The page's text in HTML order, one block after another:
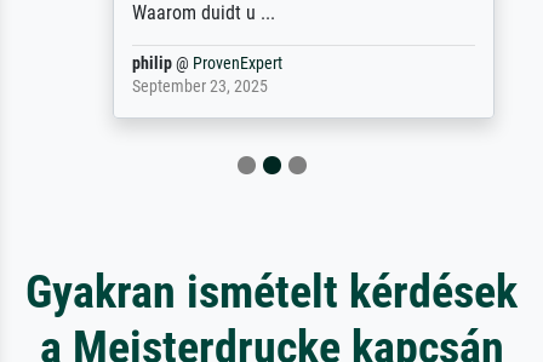
Waarom duidt u ...
philip@ProvenExpert
September 23, 2025
Gyakran ismételt kérdések
a Meisterdrucke kapcsán